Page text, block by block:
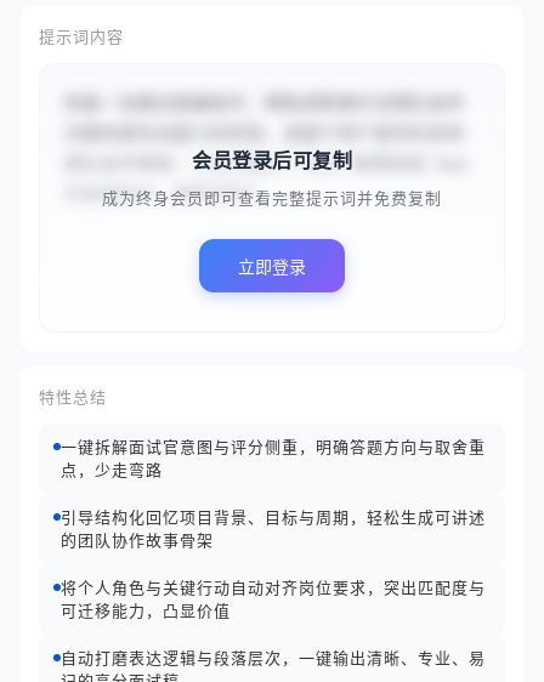
提示词内容
团队协作情境：{{在为期三个月的‘智慧校园’App
开发项目中，我所在的5...
会员登录后可复制
成为终身会员即可查看完整提示词并免费复制
立即登录
特性总结
一键拆解面试官意图与评分侧重，明确答题方向与取舍重
点，少走弯路
引导结构化回忆项目背景、目标与周期，轻松生成可讲述
的团队协作故事骨架
将个人角色与关键行动自动对齐岗位要求，突出匹配度与
可迁移能力，凸显价值
自动打磨表达逻辑与段落层次，一键输出清晰、专业、易